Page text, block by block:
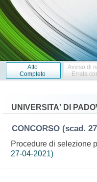
Atto
Completo
Avviso di
Errata
UNIVERSITA' DI
CONCORSO (scad.
Procedure di selezione
27-04-2021)